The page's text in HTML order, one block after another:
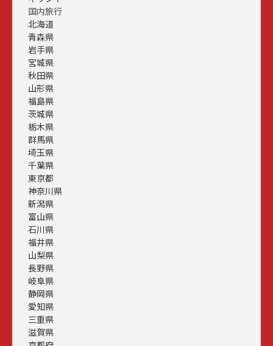
国内旅行
北海道
青森県
岩手県
宮城県
秋田県
山形県
福島県
茨城県
栃木県
群馬県
埼玉県
千葉県
東京都
神奈川県
新潟県
富山県
石川県
福井県
山梨県
長野県
岐阜県
静岡県
愛知県
三重県
滋賀県